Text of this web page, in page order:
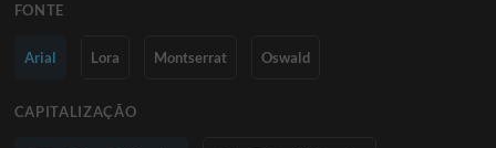
FONTE
Arial Lora Montserrat Oswald
CAPITALIZAÇÃO